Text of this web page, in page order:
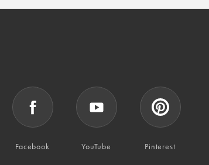
Facebook YouTube Pinterest